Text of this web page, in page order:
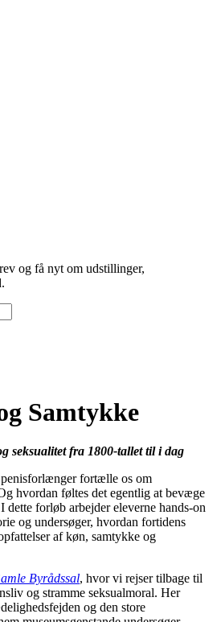
og få nyt om udstillinger,
Samtykke
seksualitet fra 1800-tallet til i dag
fortælle os om
hvordan føltes det egentlig at bevæge
dette forløb arbejder eleverne hands-on
og undersøger, hvordan fortidens
af køn, samtykke og
Byrådssal, hvor vi rejser tilbage til
og stramme seksualmoral. Her
og den store